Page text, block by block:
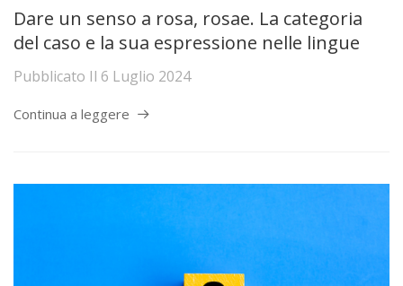
Dare un senso a rosa, rosae. La categoria
del caso e la sua espressione nelle lingue
Pubblicato Il 6 Luglio 2024
Continua a leggere